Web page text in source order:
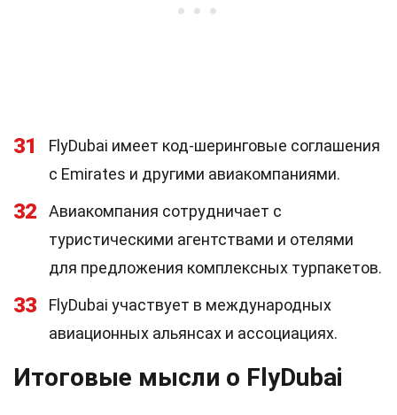
31
FlyDubai имеет код-шеринговые соглашения
с Emirates и другими авиакомпаниями.
32
Авиакомпания сотрудничает с
туристическими агентствами и отелями
для предложения комплексных турпакетов.
33
FlyDubai участвует в международных
авиационных альянсах и ассоциациях.
Итоговые мысли о FlyDubai